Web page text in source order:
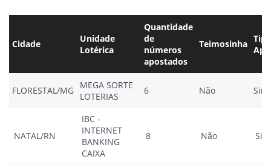
Cidade
Unidade
Lotérica
Quantidade
de
números
apostados
Teimosinha
FLORESTAL/MG MEGA SORTE
LOTERIAS
6 Não
NATAL/RN
IBC -
INTERNET
BANKING
CAIXA
8 Não